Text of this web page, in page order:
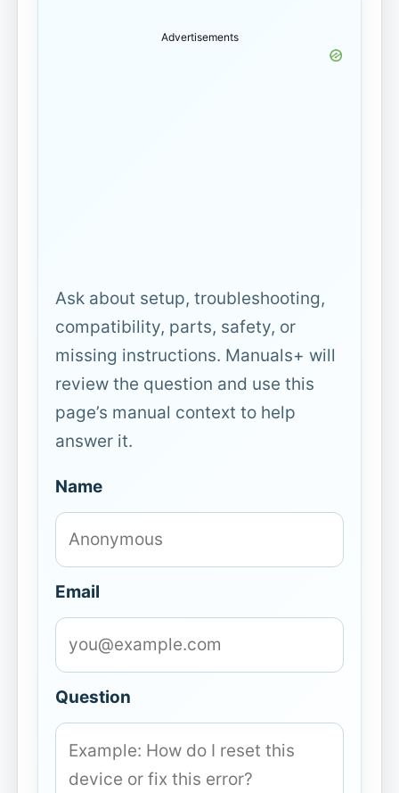
Advertisements
Ask about setup, troubleshooting,
compatibility, parts, safety, or
missing instructions. Manuals+ will
review the question and use this
page’s manual context to help
answer it.
Name
Email
Question